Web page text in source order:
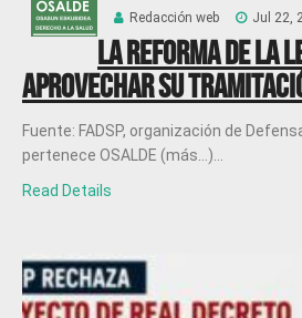
Redacción web Jul 22,
la reforma de la
aprovechar su
Fuente: FADSP, organización de
pertenece OSALDE (más…)...
Read Details